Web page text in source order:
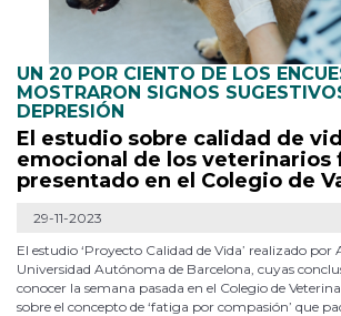
UN 20 POR CIENTO DE LOS
MOSTRARON SIGNOS
DEPRESIÓN
El estudio sobre calidad de
emocional de los veterinarios
presentado en el Colegio de
29-11-2023
El estudio ‘Proyecto Calidad de Vida’ realizado por
Universidad Autónoma de Barcelona, cuyas
conocer la semana pasada en el Colegio de
sobre el concepto de ‘fatiga por compasión’ que